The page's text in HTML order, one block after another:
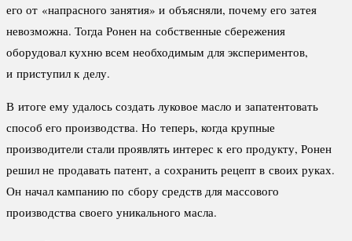
его от «напрасного занятия» и объясняли, почему его затея
невозможна. Тогда Ронен на собственные сбережения
оборудовал кухню всем необходимым для экспериментов,
и приступил к делу.
В итоге ему удалось создать луковое масло и запатентовать
способ его производства. Но теперь, когда крупные
производители стали проявлять интерес к его продукту, Ронен
решил не продавать патент, а сохранить рецепт в своих руках.
Он начал кампанию по сбору средств для массового
производства своего уникального масла.